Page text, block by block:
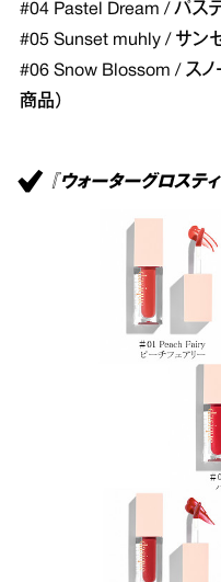
#04 Pastel Dream / パス
#05 Sunset muhly / サンセ
#06 Snow Blossom / スノ
商品）
『ウォーターグロスティ